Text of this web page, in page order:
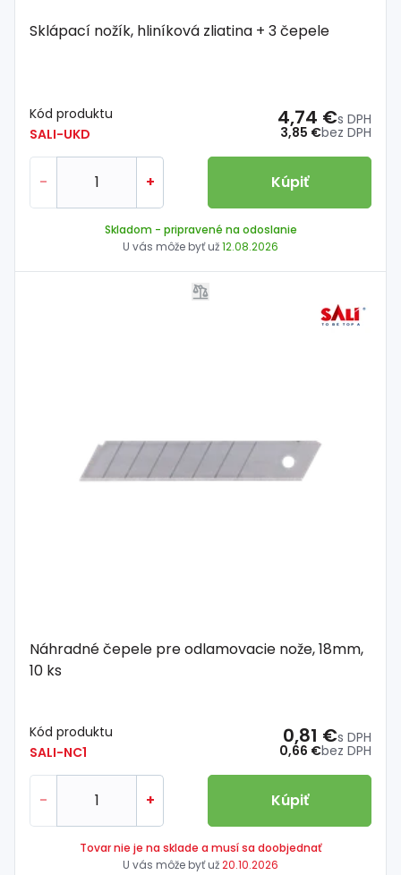
Sklápací nožík, hliníková zliatina + 3 čepele
Kód produktu
SALI-UKD
3,85 €bez DPH
4,74 €s DPH
- + Kúpiť
Skladom - pripravené na odoslanie
U vás môže byť už12.08.2026
Náhradné čepele pre odlamovacie nože, 18mm,
10 ks
Kód produktu
SALI-NC1
0,66 €bez DPH
0,81 €s DPH
- + Kúpiť
Tovar nie je na sklade a musí sa doobjednať
U vás môže byť už20.10.2026